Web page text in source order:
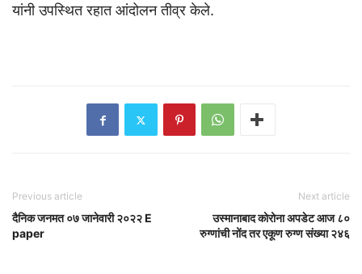
यांनी उपस्थित रहात आंदोलन तीव्र केले.
Previous article
दैनिक जनमत ०७ जानेवारी २०२२ E
paper
Next article
उस्मानाबाद कोरोना अपडेट आज ८०
रुग्णांची नोंद तर एकूण रुग्ण संख्या २४६